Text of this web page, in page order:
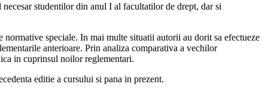
studentilor din anul I al facultatilor de drept, dar si
speciale. In mai multe situatii autorii au dorit sa efectueze
anterioare. Prin analiza comparativa a vechilor
in cuprinsul noilor reglementari.
editie a cursului si pana in prezent.